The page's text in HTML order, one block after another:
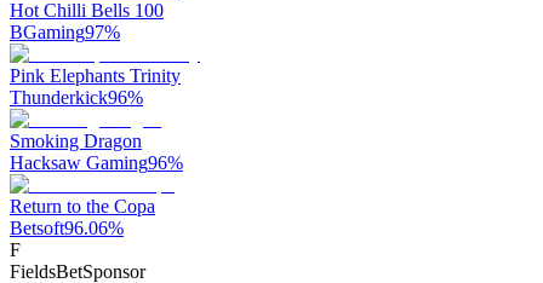
Hot Chilli Bells 100
BGaming97%
Pink Elephants Trinity
Thunderkick96%
Smoking Dragon
Hacksaw Gaming96%
Return to the Copa
Betsoft96.06%
F
FieldsBetSponsor